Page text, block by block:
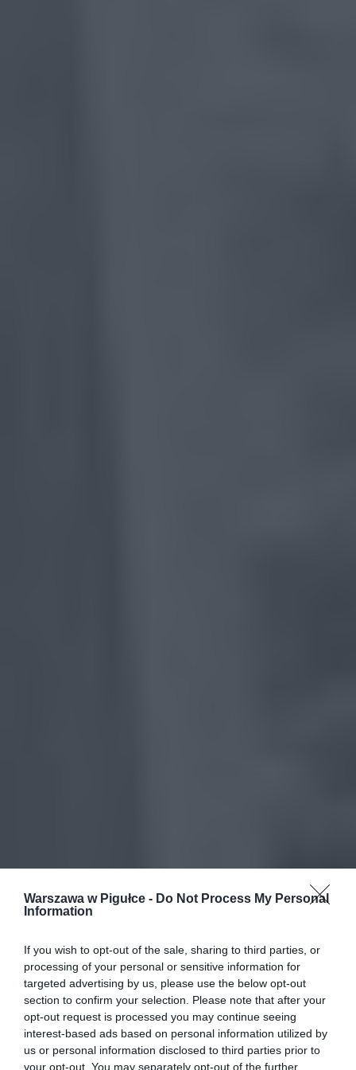
Warszawa w Pigułce - Do Not Process My Personal
Information
If you wish to opt-out of the sale, sharing to third parties, or
processing of your personal or sensitive information for
targeted advertising by us, please use the below opt-out
section to confirm your selection. Please note that after your
opt-out request is processed you may continue seeing
interest-based ads based on personal information utilized by
us or personal information disclosed to third parties prior to
your opt-out. You may separately opt-out of the further